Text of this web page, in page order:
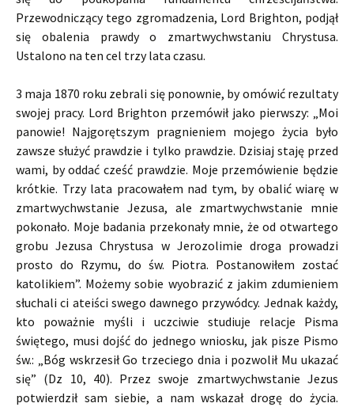
Przewodniczący tego zgromadzenia, Lord Brighton, podjął
się obalenia prawdy o zmartwychwstaniu Chrystusa.
Ustalono na ten cel trzy lata czasu.
3 maja 1870 roku zebrali się ponownie, by omówić rezultaty
swojej pracy. Lord Brighton przemówił jako pierwszy: „Moi
panowie! Najgorętszym pragnieniem mojego życia było
zawsze służyć prawdzie i tylko prawdzie. Dzisiaj staję przed
wami, by oddać cześć prawdzie. Moje przemówienie będzie
krótkie. Trzy lata pracowałem nad tym, by obalić wiarę w
zmartwychwstanie Jezusa, ale zmartwychwstanie mnie
pokonało. Moje badania przekonały mnie, że od otwartego
grobu Jezusa Chrystusa w Jerozolimie droga prowadzi
prosto do Rzymu, do św. Piotra. Postanowiłem zostać
katolikiem”. Możemy sobie wyobrazić z jakim zdumieniem
słuchali ci ateiści swego dawnego przywódcy. Jednak każdy,
kto poważnie myśli i uczciwie studiuje relacje Pisma
świętego, musi dojść do jednego wniosku, jak pisze Pismo
św.: „Bóg wskrzesił Go trzeciego dnia i pozwolił Mu ukazać
się” (Dz 10, 40). Przez swoje zmartwychwstanie Jezus
potwierdził sam siebie, a nam wskazał drogę do życia.